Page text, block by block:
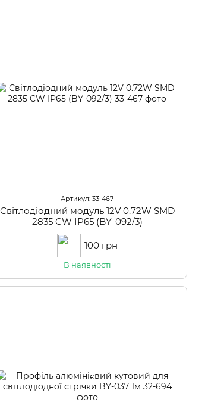
Артикул: 33-467
Світлодіодний модуль 12V 0.72W SMD
2835 CW IP65 (BY-092/3)
100 грн
В наявності